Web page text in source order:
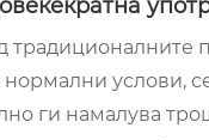
традиционалните
услови,
ги намалува